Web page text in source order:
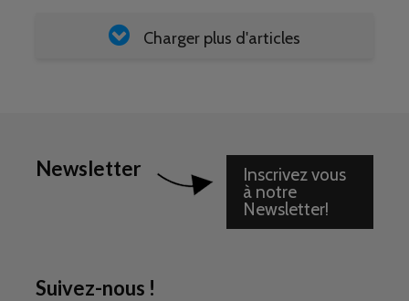
Charger plus d'articles
Newsletter
Inscrivez vous
à notre
Newsletter!
Suivez-nous !